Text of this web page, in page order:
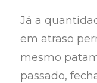
Já a
em atraso
mesmo
passado,